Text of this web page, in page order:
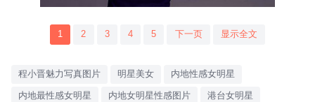
1 2 3 4 5 下一页 显示全文
程小晋魅力写真图片 明星美女 内地性感女明星
内地最性感女明星 内地女明星性感图片 港台女明星